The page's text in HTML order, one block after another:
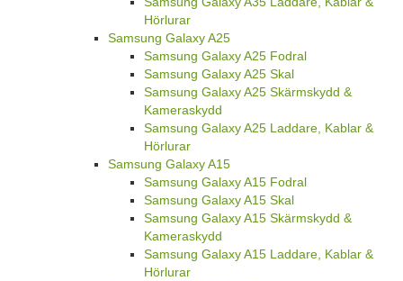
Hörlurar
Samsung Galaxy A25
Samsung Galaxy A25 Fodral
Samsung Galaxy A25 Skal
Samsung Galaxy A25 Skärmskydd &
Kameraskydd
Samsung Galaxy A25 Laddare, Kablar &
Hörlurar
Samsung Galaxy A15
Samsung Galaxy A15 Fodral
Samsung Galaxy A15 Skal
Samsung Galaxy A15 Skärmskydd &
Kameraskydd
Samsung Galaxy A15 Laddare, Kablar &
Hörlurar